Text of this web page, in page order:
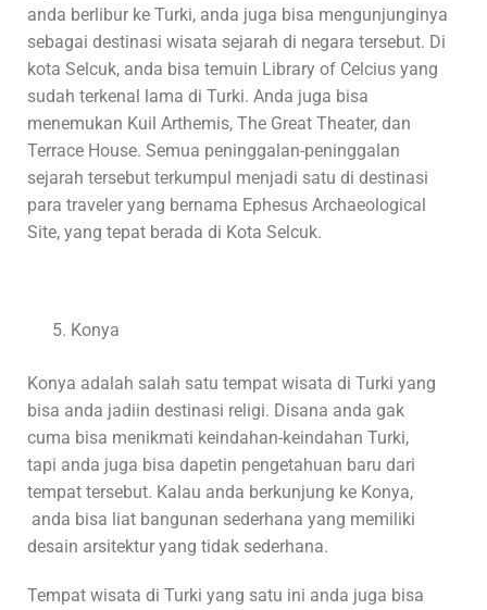
anda berlibur ke Turki, anda juga bisa mengunjunginya
sebagai destinasi wisata sejarah di negara tersebut. Di
kota Selcuk, anda bisa temuin Library of Celcius yang
sudah terkenal lama di Turki. Anda juga bisa
menemukan Kuil Arthemis, The Great Theater, dan
Terrace House. Semua peninggalan-peninggalan
sejarah tersebut terkumpul menjadi satu di destinasi
para traveler yang bernama Ephesus Archaeological
Site, yang tepat berada di Kota Selcuk.
Konya
Konya adalah salah satu tempat wisata di Turki yang
bisa anda jadiin destinasi religi. Disana anda gak
cuma bisa menikmati keindahan-keindahan Turki,
tapi anda juga bisa dapetin pengetahuan baru dari
tempat tersebut. Kalau anda berkunjung ke Konya,
anda bisa liat bangunan sederhana yang memiliki
desain arsitektur yang tidak sederhana.
Tempat wisata di Turki yang satu ini anda juga bisa